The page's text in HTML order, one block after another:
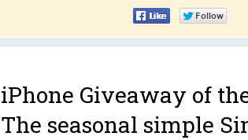
iPhone Giveaway of
The seasonal simple